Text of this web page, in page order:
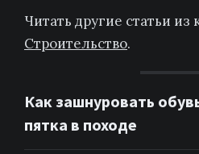
Читать другие статьи из
Строительство.
Как зашнуровать
пятка в походе